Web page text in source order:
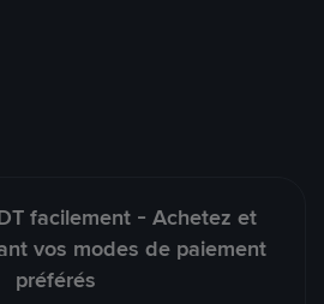
facilement - Achetez et
vos modes de paiement
préférés